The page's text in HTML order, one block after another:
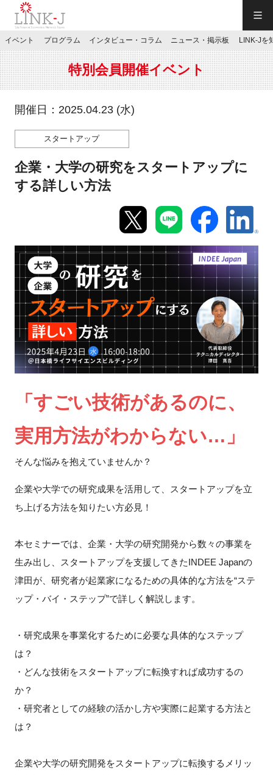
JP／EN
特別会員専用メニュー
施設ご予約
マイページ
新規登録
イベント
プログラム
インタビュー・コラム
ニュース・掲示板
LINK-Jを知る
特別会員
FAQ
イベントお知らせメール登録
イベント プログラム インタビュー・コラム ニュース・掲示板 LINK-Jを
特別会員開催イベント
開催日：2025.04.23 (水)
スタートアップ
企業・大学の研究をスタートアップに
する詳しい方法
「すごい技術があるのに、
実用方法がわからない…」
そんな悩みを抱えていませんか？
企業や大学での研究成果を活用して、スタートアップを立
ち上げる方法を知りたい方必見！
本セミナーでは、企業・大学の研究開発から数々の事業を
生み出し、スタートアップを支援してきたINDEE Japanの
津田が、研究者が起業家になるための具体的な方法を“ステ
ップ・バイ・ステップ”で詳しく解説します。
・研究成果を事業化するために必要な具体的なステップ
は？
・どんな技術をスタートアップに転換すれば成功するの
か？
・研究者としての経験の活かし方や実際に起業する方法と
は？
企業や大学の研究開発をスタートアップに転換するメリッ